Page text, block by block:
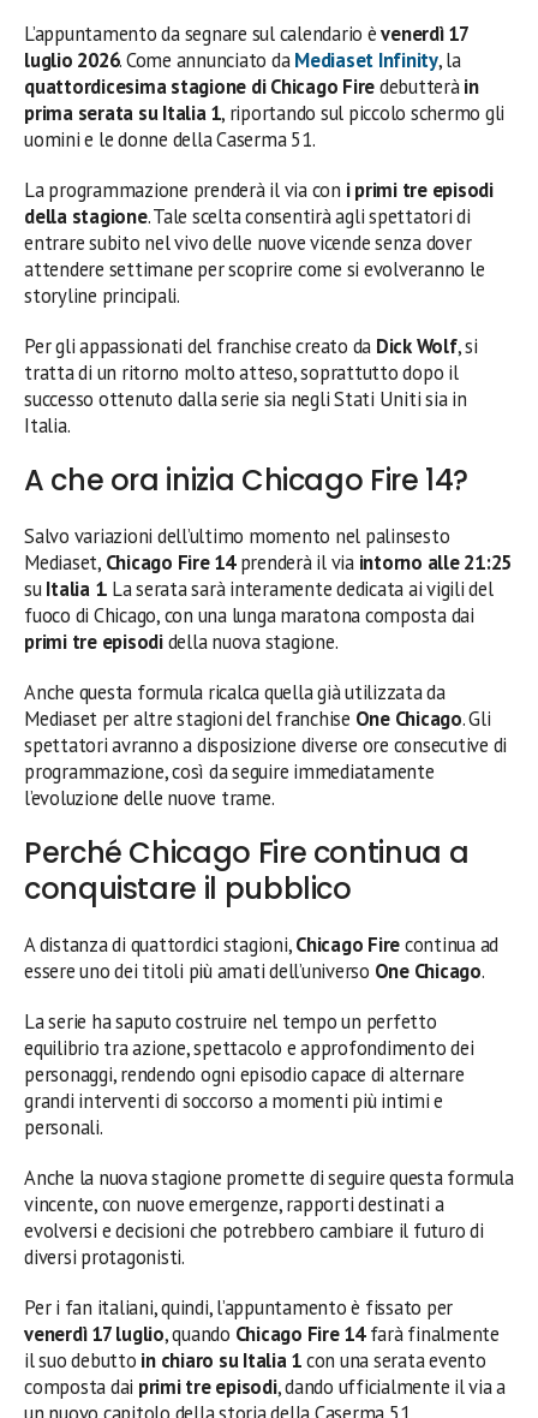
L’appuntamento da segnare sul calendario èvenerdì 17
luglio 2026. Come annunciato daMediaset Infinity, la
quattordicesima stagione di Chicago Firedebutteràin
prima serata su Italia 1, riportando sul piccolo schermo gli
uomini e le donne della Caserma 51.
La programmazione prenderà il via con i primi tre episodi
della stagione. Tale scelta consentirà agli spettatori di
entrare subito nel vivo delle nuove vicende senza dover
attendere settimane per scoprire come si evolveranno le
storyline principali.
Per gli appassionati del franchise creato da Dick Wolf, si
tratta di un ritorno molto atteso, soprattutto dopo il
successo ottenuto dalla serie sia negli Stati Uniti sia in
Italia.
A che ora inizia Chicago Fire 14?
Salvo variazioni dell’ultimo momento nel palinsesto
Mediaset, Chicago Fire 14prenderà il via intorno alle 21:25
suItalia 1. La serata sarà interamente dedicata ai vigili del
fuoco di Chicago, con una lunga maratona composta dai
primi tre episodidella nuova stagione.
Anche questa formula ricalca quella già utilizzata da
Mediaset per altre stagioni del franchise One Chicago. Gli
spettatori avranno a disposizione diverse ore consecutive di
programmazione, così da seguire immediatamente
l’evoluzione delle nuove trame.
Perché Chicago Fire continua a
conquistare il pubblico
A distanza di quattordici stagioni,Chicago Firecontinua ad
essere uno dei titoli più amati dell’universo One Chicago.
La serie ha saputo costruire nel tempo un perfetto
equilibrio tra azione, spettacolo e approfondimento dei
personaggi, rendendo ogni episodio capace di alternare
grandi interventi di soccorso a momenti più intimi e
personali.
Anche la nuova stagione promette di seguire questa formula
vincente, con nuove emergenze, rapporti destinati a
evolversi e decisioni che potrebbero cambiare il futuro di
diversi protagonisti.
Per i fan italiani, quindi, l’appuntamento è fissato per
venerdì 17 luglio, quando Chicago Fire 14farà finalmente
il suo debutto in chiaro su Italia 1con una serata evento
composta dai primi tre episodi, dando ufficialmente il via a
un nuovo capitolo della storia della Caserma 51.